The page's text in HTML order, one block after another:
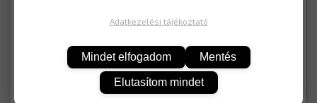
Adatkezelési tájékoztató
Mindet elfogadom Mentés
Elutasítom mindet